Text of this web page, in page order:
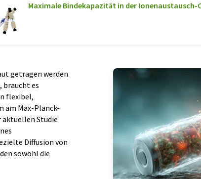
Maximale Bindekapazität in der
getragen werden
braucht es
flexibel,
am Max-Planck-
aktuellen Studie
Diffusion von
sowohl die